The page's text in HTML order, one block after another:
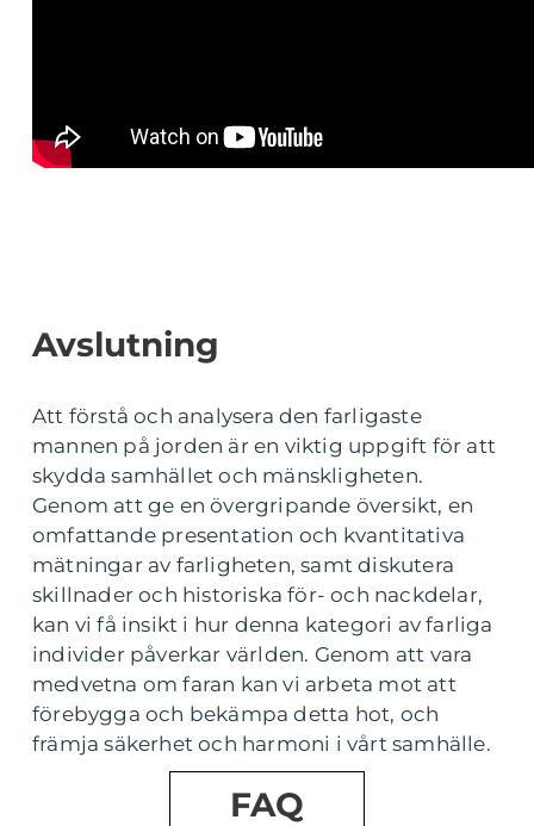
Avslutning
Att förstå och analysera den farligaste
mannen på jorden är en viktig uppgift för att
skydda samhället och mänskligheten.
Genom att ge en övergripande översikt, en
omfattande presentation och kvantitativa
mätningar av farligheten, samt diskutera
skillnader och historiska för- och nackdelar,
kan vi få insikt i hur denna kategori av farliga
individer påverkar världen. Genom att vara
medvetna om faran kan vi arbeta mot att
förebygga och bekämpa detta hot, och
främja säkerhet och harmoni i vårt samhälle.
FAQ